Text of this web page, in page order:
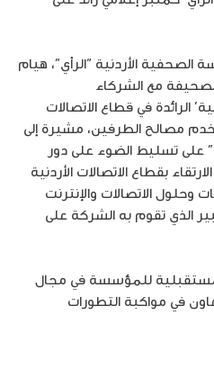
الأردنية “الرأي”، هيام
مع الشركاء
الرائدة في قطاع الاتصالات
مصالح الطرفين، مشيرة إلى
على تسليط الضوء على دور
بقطاع الاتصالات الأردنية
الاتصالات والإنترنت
الذي تقوم به الشركة على
للمؤسسة في مجال
في مواكبة التطورات